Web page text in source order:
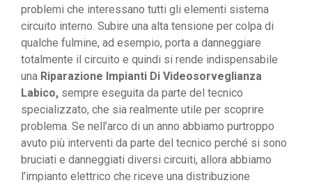
problemi che interessano tutti gli elementi sistema
circuito interno. Subire una alta tensione per colpa di
qualche fulmine, ad esempio, porta a danneggiare
totalmente il circuito e quindi si rende indispensabile
una Riparazione Impianti Di Videosorveglianza
Labico, sempre eseguita da parte del tecnico
specializzato, che sia realmente utile per scoprire
problema. Se nell’arco di un anno abbiamo purtroppo
avuto più interventi da parte del tecnico perché si sono
bruciati e danneggiati diversi circuiti, allora abbiamo
l’impianto elettrico che riceve una distribuzione